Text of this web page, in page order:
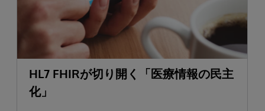
HL7 FHIRが切り開く「医療情報の民主
化」